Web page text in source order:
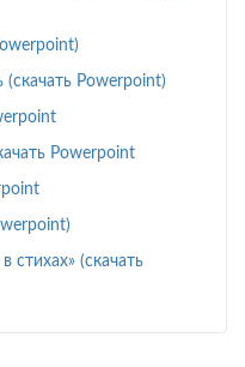
(скачать Powerpoint)
Powerpoint
стихах» (скачать